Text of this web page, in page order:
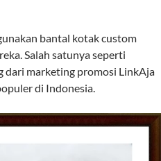
bantal kotak custom
Salah satunya seperti
dari marketing promosi LinkAja
di Indonesia.